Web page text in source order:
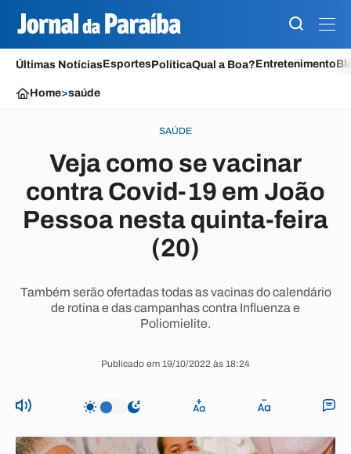
Últimas NotíciasEsportesPolíticaQual a Boa?Entretenimento
Home>saúde
SAÚDE
Veja como se vacinar
contra Covid-19 em João
Pessoa nesta quinta-feira
(20)
Também serão ofertadas todas as vacinas do calendário
de rotina e das campanhas contra Influenza e
Poliomielite.
Publicado em 19/10/2022 às 18:24